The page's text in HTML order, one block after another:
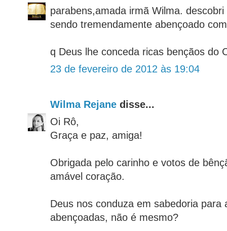
parabens,amada irmã Wilma.
sendo tremendamente abençoado
q Deus lhe conceda ricas bençãos do
23 de fevereiro de 2012 às 19:04
Wilma Rejane disse...
Oi Rô,
Graça e paz, amiga!
Obrigada pelo carinho e votos de
amável coração.
Deus nos conduza em sabedoria para
abençoadas, não é mesmo?